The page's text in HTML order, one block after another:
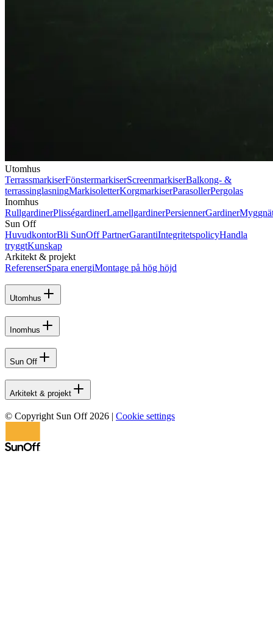
Utomhus
TerrassmarkiserFönstermarkiserScreenmarkiserBalkong- &
terrassinglasningMarkisoletterKorgmarkiserParasollerPergolas
Inomhus
RullgardinerPlisségardinerLamellgardinerPersiennerGardiner
Sun Off
HuvudkontorBli SunOff PartnerGarantiIntegritetspolicyHandla
tryggtKunskap
Arkitekt & projekt
ReferenserSpara energiMontage på hög höjd
Utomhus
Inomhus
Sun Off
Arkitekt & projekt
© Copyright Sun Off 2026 | Cookie settings